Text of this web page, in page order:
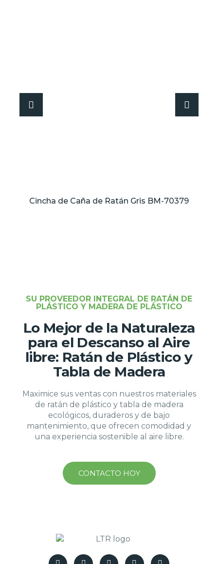
Cincha de Caña de Ratán Gris BM-70379
SU PROVEEDOR INTEGRAL DE RATÁN DE
PLÁSTICO Y MADERA DE PLÁSTICO
Lo Mejor de la Naturaleza
para el Descanso al Aire
libre: Ratán de Plástico y
Tabla de Madera
Maximice sus ventas con nuestros materiales
de ratán de plástico y tabla de madera
ecológicos, duraderos y de bajo
mantenimiento, que ofrecen comodidad y
una experiencia sostenible al aire libre.
CONTACTO HOY